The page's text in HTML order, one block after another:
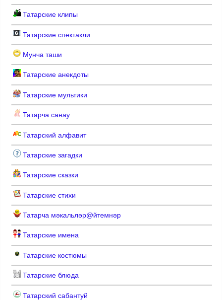
Татарские клипы
Татарские спектакли
Мунча таши
Татарские анекдоты
Татарские мультики
Татарча санау
Татарский алфавит
Татарские загадки
Татарские сказки
Татарские стихи
Татарча мәкальләр@йтемнәр
Татарские имена
Татарские костюмы
Татарские блюда
Татарский сабантуй